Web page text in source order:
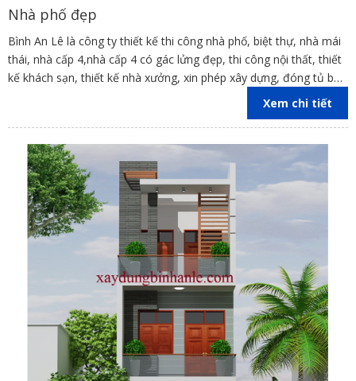
Nhà phố đẹp
Bình An Lê là công ty thiết kế thi công nhà phố, biệt thự, nhà mái
thái, nhà cấp 4,nhà cấp 4 có gác lửng đẹp, thi công nội thất, thiết
kế khách sạn, thiết kế nhà xưởng, xin phép xây dựng, đóng tủ bếp
trên địa bàn các tỉnh Đồng Nai, Bình Dương, TP Hồ Chí Minh,
Xem chi tiết